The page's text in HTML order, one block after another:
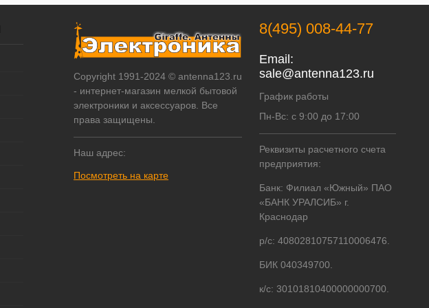
Copyright 1991-2024 © antenna123.ru
- интернет-магазин мелкой бытовой
электроники и аксессуаров. Все
права защищены.
Наш адрес:
Посмотреть на карте
8(495) 008-44-77
Email:
sale@antenna123.ru
График работы
Пн-Вс: с 9:00 до 17:00
Реквизиты расчетного счета
предприятия:
Банк: Филиал «Южный» ПАО
«БАНК УРАЛСИБ» г.
Краснодар
р/с: 40802810757110006476.
БИК 040349700.
к/с: 30101810400000000700.